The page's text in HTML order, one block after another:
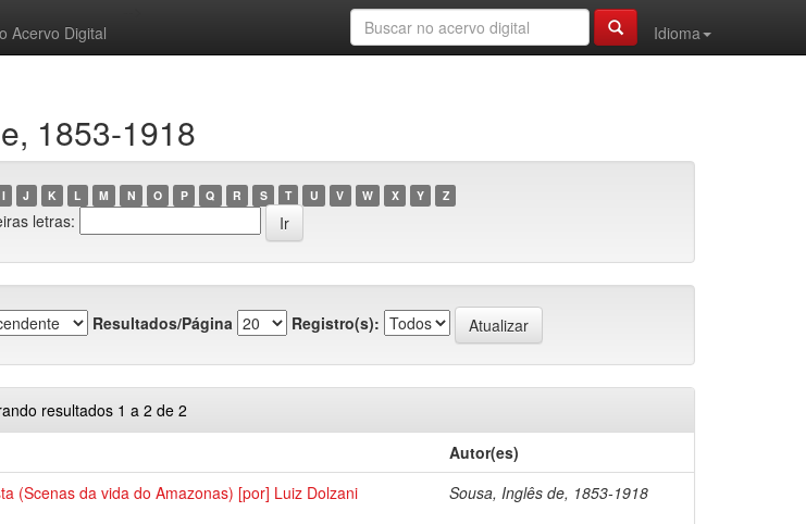
Acervo Digital
Idioma
1853-1918
I J K L M N O P Q R S T U V W X Y Z
letras:
Resultados/Página Registro(s):
resultados 1 a 2 de 2
Autor(es)
(Scenas da vida do Amazonas) [por] Luiz Dolzani Sousa, Inglês de, 1853-1918